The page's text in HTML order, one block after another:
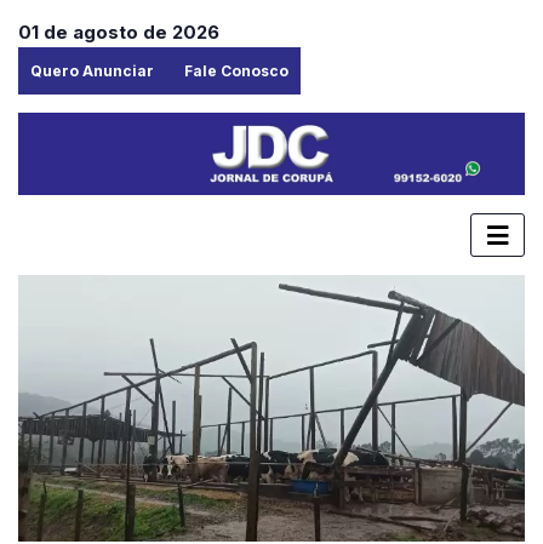
01 de agosto de 2026
Quero Anunciar Fale Conosco